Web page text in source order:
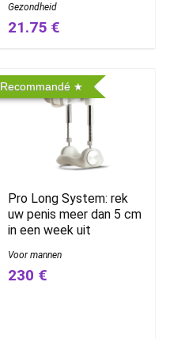
Gezondheid
21.75 €
Recommandé
Pro Long System: rek
uw penis meer dan 5 cm
in een week uit
Voor mannen
230 €